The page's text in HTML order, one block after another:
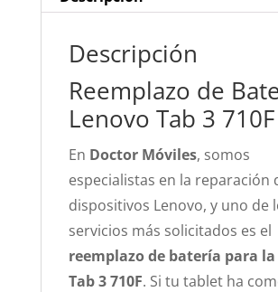
Descripción
Reemplazo de
Lenovo Tab 3 710F
En Doctor Móviles, somos
especialistas en la reparación
dispositivos Lenovo, y uno de
servicios más solicitados es el
reemplazo de batería para
Tab 3 710F. Si tu tablet ha